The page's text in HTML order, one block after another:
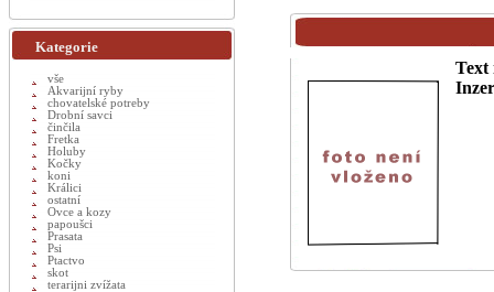
Text
Kategorie
vše
Akvarijní ryby
chovatelské potreby
Drobní savci
činčila
Fretka
Holuby
Kočky
koni
Králici
ostatní
Ovce a kozy
papoušci
Prasata
Psi
Ptactvo
skot
terarijni zvížata